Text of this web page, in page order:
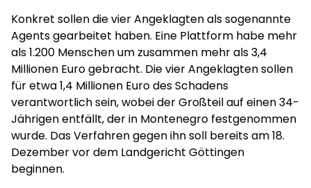
Konkret sollen die vier Angeklagten als sogenannte
Agents gearbeitet haben. Eine Plattform habe mehr
als 1.200 Menschen um zusammen mehr als 3,4
Millionen Euro gebracht. Die vier Angeklagten sollen
für etwa 1,4 Millionen Euro des Schadens
verantwortlich sein, wobei der Großteil auf einen 34-
Jährigen entfällt, der in Montenegro festgenommen
wurde. Das Verfahren gegen ihn soll bereits am 18.
Dezember vor dem Landgericht Göttingen
beginnen.